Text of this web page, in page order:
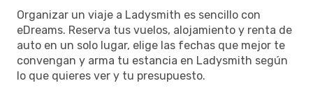
Organizar un viaje a Ladysmith es sencillo con
eDreams. Reserva tus vuelos, alojamiento y renta de
auto en un solo lugar, elige las fechas que mejor te
convengan y arma tu estancia en Ladysmith según
lo que quieres ver y tu presupuesto.